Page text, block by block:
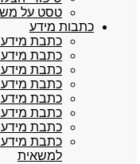
טסט על
כתבות מידע
כתבת מידע 1: איך מתחילים
כתבת מידע 2: תאוריה למשאית
כתבת מידע 3: מורה נהיגה למשאית מומלץ
כתבת מידע 4: רישיון נהיגה C1 לבעלי רישיון B
כתבת מידע 5: טופס ירוק לרישיון נהיגה למשאית
כתבת מידע 6: טסט על משאית
כתבת מידע 7: איך למצוא עבודה כנהג משאית
למשאית